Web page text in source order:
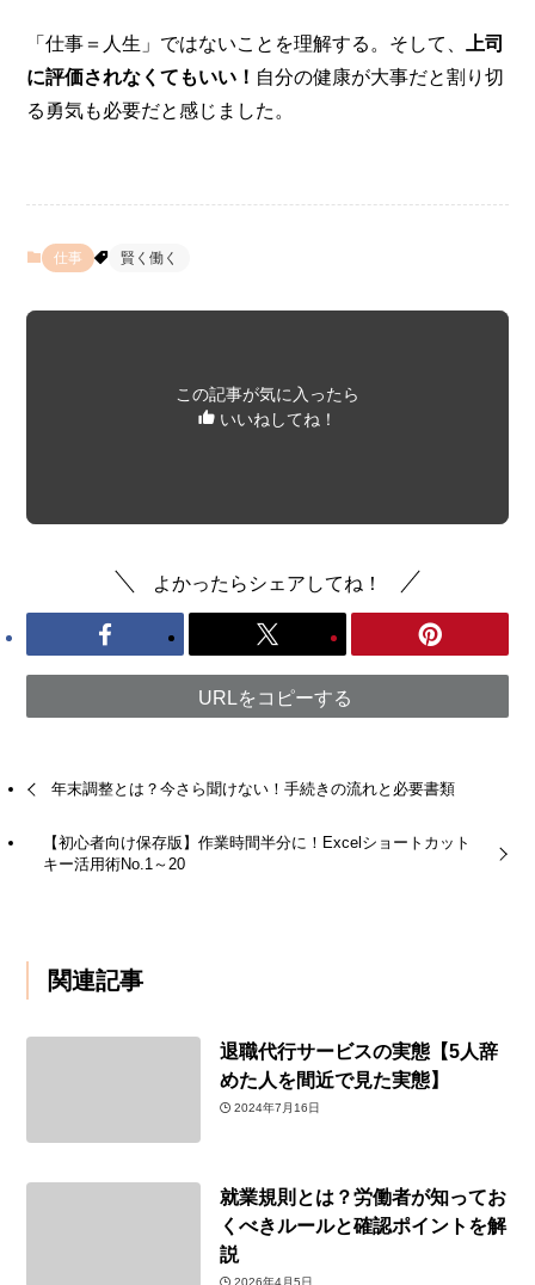
「仕事＝人生」ではないことを理解する。そして、
上司
に評価されなくてもいい！ 自分の健康が大事だと割り切
る勇気も必要だと感じました。
仕事 賢く働く
この記事が気に入ったら
いいねしてね！
よかったらシェアしてね！
URLをコピーする
年末調整とは？今さら聞けない！手続きの流れと必要書類
【初心者向け保存版】作業時間半分に！Excelショートカット
キー活用術No.1～20
関連記事
退職代行サービスの実態【5人辞
めた人を間近で見た実態】
2024年7月16日
就業規則とは？労働者が知ってお
くべきルールと確認ポイントを解
説
2026年4月5日